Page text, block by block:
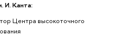
И. Канта:
Центра высокоточного